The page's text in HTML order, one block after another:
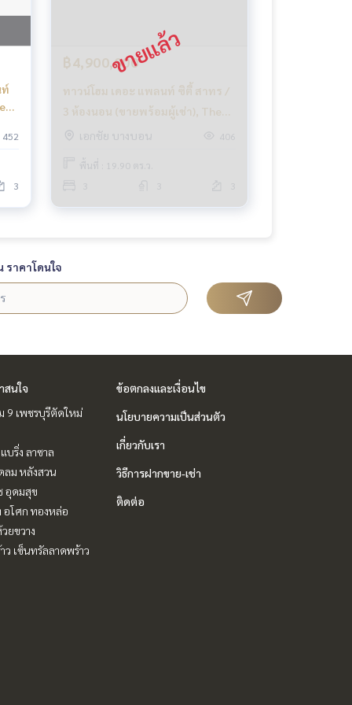
ท์
452
3
฿4,900,000
ทาวน์โฮม เดอะ แพลนท์ ซิตี้ สาทร /
3 ห้องนอน (ขายพร้อมผู้เช่า), The
Plant Citi Sathorn / Townhome 3
BALL040
เอกชัย บางบอน 406
พื้นที่ : 19.90 ตร.ว.
ราคาโดนใจ
สนใจ
9 เพชรบุรีตัดใหม่
บริ่ง ลาซาล
ลม หลังสวน
อุดมสุข
อโศก ทองหล่อ
ยขวาง
ว เซ็นทรัลลาดพร้าว
ข้อตกลงและเงื่อนไข
นโยบายความเป็นส่วนตัว
เกี่ยวกับเรา
วิธีการฝากขาย-เช่า
ติดต่อ